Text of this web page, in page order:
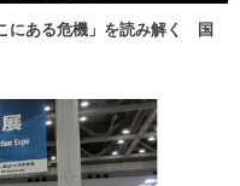
にある危機」を読み解く 国